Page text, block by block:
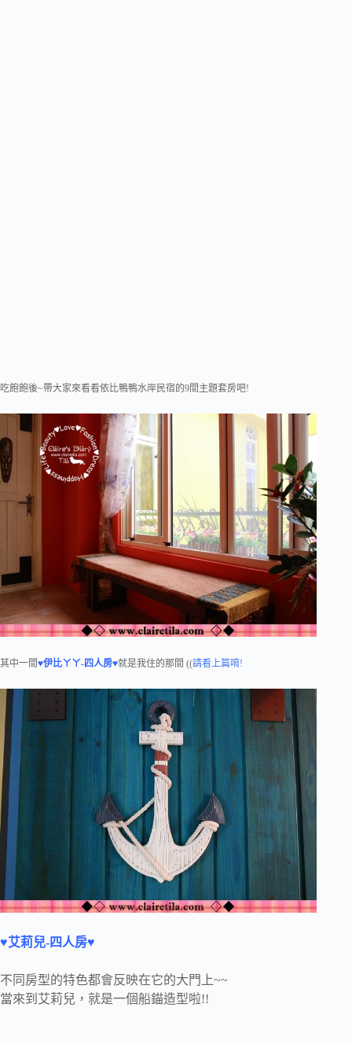
吃飽飽後~帶大家來看看依比鴨鴨水岸民宿的9間主題套房吧!
其中一間♥伊比ㄚㄚ-四人房♥就是我住的那間 ((請看上篇唷!
♥艾莉兒-四人房♥
不同房型的特色都會反映在它的大門上~~
當來到艾莉兒，就是一個船錨造型啦!!